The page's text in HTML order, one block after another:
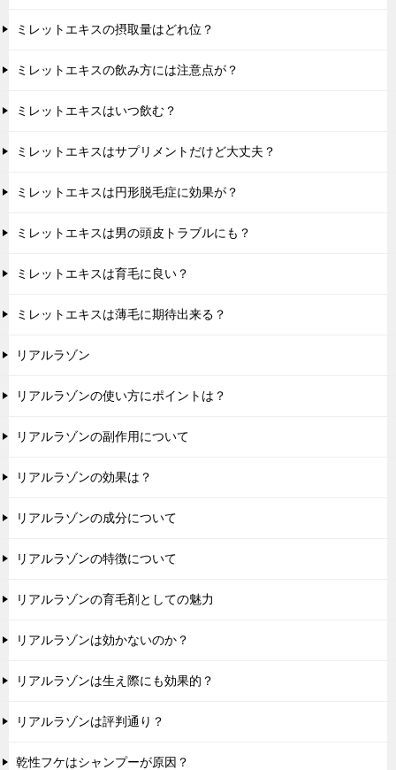
ミレットエキスの摂取量はどれ位？
ミレットエキスの飲み方には注意点が？
ミレットエキスはいつ飲む？
ミレットエキスはサプリメントだけど大丈夫？
ミレットエキスは円形脱毛症に効果が？
ミレットエキスは男の頭皮トラブルにも？
ミレットエキスは育毛に良い？
ミレットエキスは薄毛に期待出来る？
リアルラゾン
リアルラゾンの使い方にポイントは？
リアルラゾンの副作用について
リアルラゾンの効果は？
リアルラゾンの成分について
リアルラゾンの特徴について
リアルラゾンの育毛剤としての魅力
リアルラゾンは効かないのか？
リアルラゾンは生え際にも効果的？
リアルラゾンは評判通り？
乾性フケはシャンプーが原因？